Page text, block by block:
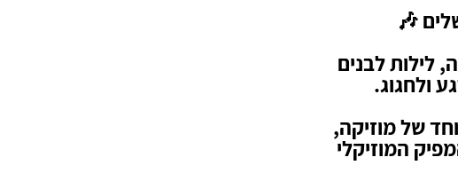
🎶
לילות לבנים
ולחגוג.
של מוזיקה,
המוזיקלי